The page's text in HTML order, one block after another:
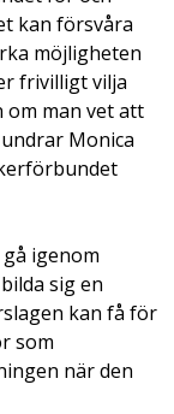
kan försvåra
möjligheten
frivilligt vilja
om man vet att
Monica
igenom
sig en
kan få för
som
när den